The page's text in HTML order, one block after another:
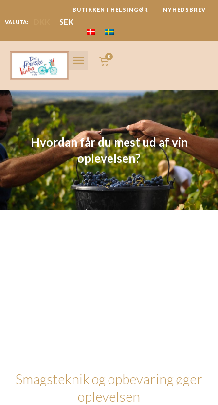
til
BUTIKKEN I HELSINGØR
NYHEDSBREV
VALUTA:
SEK
0
Kurv
Hvordan får du mest ud af vin
oplevelsen?
Smagsteknik og opbevaring øger
oplevelsen